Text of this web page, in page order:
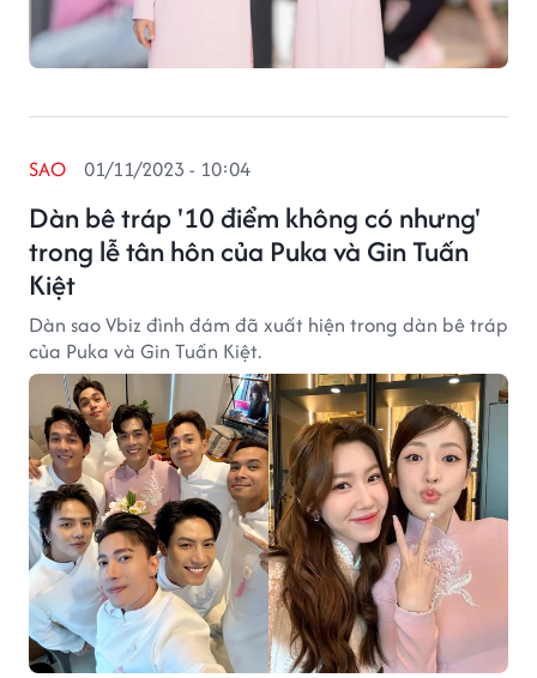
Dàn bê tráp '10 điểm không có nhưng'
trong lễ tân hôn của Puka và Gin Tuấn
Kiệt
SAO 01/11/2023 - 10:04
Dàn sao Vbiz đình đám đã xuất hiện trong dàn bê tráp
của Puka và Gin Tuấn Kiệt.